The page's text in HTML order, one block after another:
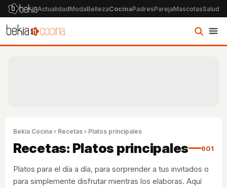
ActualidadModaBellezaCocinaPadresParejaMascotasSalud
Bekia Cocina › Recetas › Platos principales
Recetas: Platos principales 601
Platos para el día a día, para sorprender a tus invitados o
para simplemente disfrutar mientras los elaboras. Aquí